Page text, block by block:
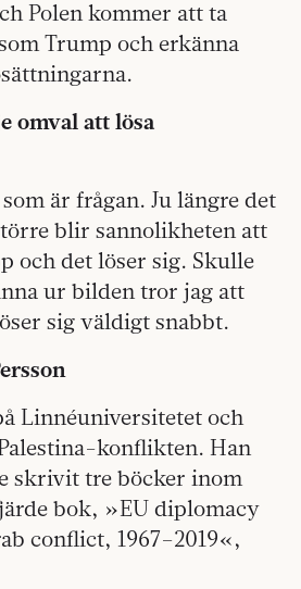
Polen kommer att ta
Trump och erkänna
omval att lösa
är frågan. Ju längre det
blir sannolikheten att
och det löser sig. Skulle
ur bilden tror jag att
sig väldigt snabbt.
Linnéuniversitetet och
konflikten. Han
skrivit tre böcker inom
bok, »EU diplomacy
conflict, 1967–2019«,